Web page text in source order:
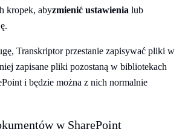
kropek, abyzmienić ustawienia lub
Transkriptor przestanie zapisywać pliki w
zapisane pliki pozostaną w bibliotekach
i będzie można z nich normalnie
w SharePoint